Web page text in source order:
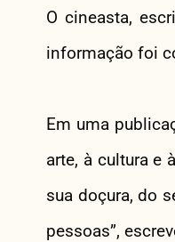
O cineasta,
informação foi
Em uma
arte, à cultura e
sua doçura, do
pessoas”,